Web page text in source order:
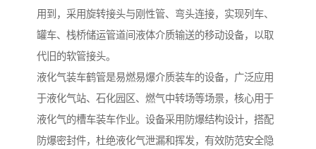
用到，采用旋转接头与刚性管、弯头连接，实现列车、
罐车、栈桥储运管道间液体介质输送的移动设备，以取
代旧的软管接头。
液化气装车鹤管是易燃易爆介质装车的设备，广泛应用
于液化气站、石化园区、燃气中转场等场景，核心用于
液化气的槽车装车作业。设备采用防爆结构设计，搭配
防爆密封件，杜绝液化气泄漏和挥发，有效防范安全隐